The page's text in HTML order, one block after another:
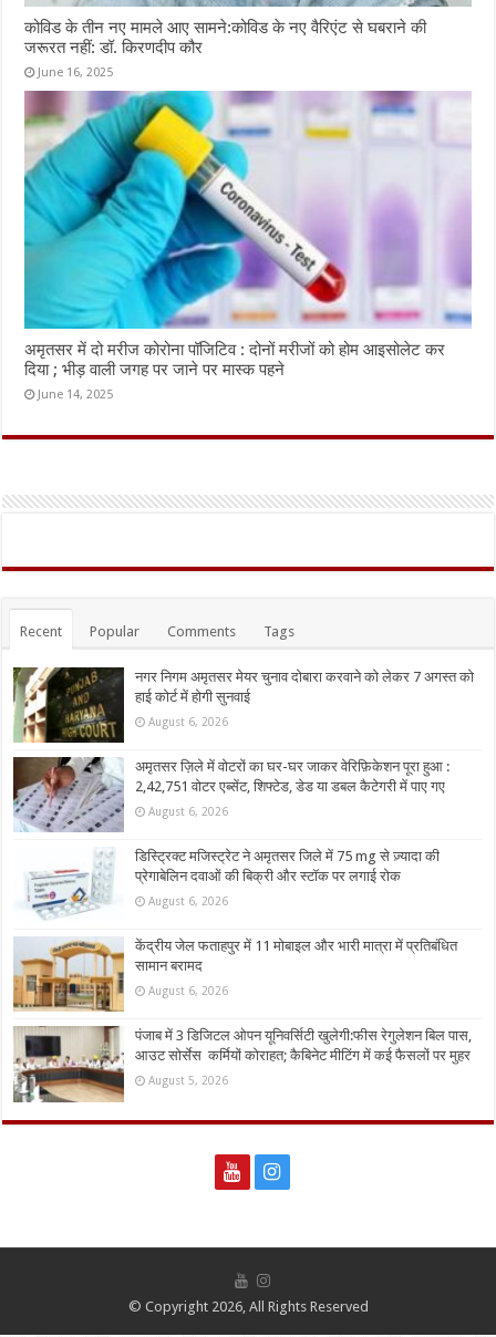
कोविड के तीन नए मामले आए सामने:कोविड के नए वैरिएंट से घबराने की
जरूरत नहीं: डॉ. किरणदीप कौर
June 16, 2025
अमृतसर में दो मरीज कोरोना पॉजिटिव : दोनों मरीजों को होम आइसोलेट कर
दिया ; भीड़ वाली जगह पर जाने पर मास्क पहने
June 14, 2025
Recent Popular Comments Tags
नगर निगम अमृतसर मेयर चुनाव दोबारा करवाने को लेकर 7 अगस्त को
हाई कोर्ट में होगी सुनवाई
August 6, 2026
अमृतसर ज़िले में वोटरों का घर-घर जाकर वेरिफ़िकेशन पूरा हुआ :
2,42,751 वोटर एब्सेंट, शिफ्टेड, डेड या डबल कैटेगरी में पाए गए
August 6, 2026
डिस्ट्रिक्ट मजिस्ट्रेट ने अमृतसर जिले में 75 mg से ज़्यादा की
प्रेगाबेलिन दवाओं की बिक्री और स्टॉक पर लगाई रोक
August 6, 2026
केंद्रीय जेल फताहपुर में 11 मोबाइल और भारी मात्रा में प्रतिबंधित
सामान बरामद
August 6, 2026
पंजाब में 3 डिजिटल ओपन यूनिवर्सिटी खुलेगी:फीस रेगुलेशन बिल पास,
आउट सोर्सेस कर्मियों कोराहत; कैबिनेट मीटिंग में कई फैसलों पर मुहर
August 5, 2026
© Copyright 2026, All Rights Reserved